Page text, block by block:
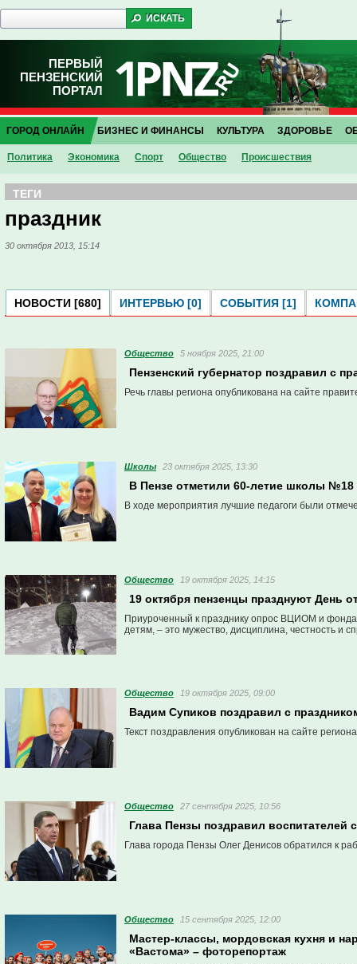
ПЕРВЫЙ
ПЕНЗЕНСКИЙ
ПОРТАЛ
ГОРОД ОНЛАЙН
Политика Экономика Спорт Общество Проиcшествия
БИЗНЕС И ФИНАНСЫ КУЛЬТУРА ЗДОРОВЬЕ
ТЕГИ
праздник
30 октября 2013, 15:14
НОВОСТИ [680] ИНТЕРВЬЮ [0] СОБЫТИЯ [1]
Общество 5 ноября 2025, 21:00
Пензенский губернатор поздравил с
Речь главы региона опубликована на сайте
Школы 23 октября 2025, 13:30
В Пензе отметили 60-летие школы №18
В ходе мероприятия лучшие педагоги были
Общество 19 октября 2025, 14:15
19 октября пензенцы празднуют День
Приуроченный к празднику опрос ВЦИОМ и фонда
детям, – это мужество, дисциплина, честность и
Общество 19 октября 2025, 09:00
Вадим Супиков поздравил с
Текст поздравления опубликован на сайте
Общество 27 сентября 2025, 10:56
Глава Пензы поздравил
Глава города Пензы Олег Денисов обратился к
Общество 15 сентября 2025, 12:00
Мастер-классы, мордовская кухня и
«Вастома» – фоторепортаж